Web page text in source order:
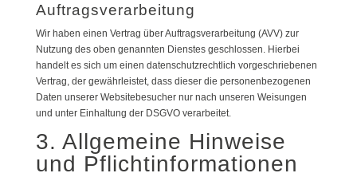
Auftragsverarbeitung
Wir haben einen Vertrag über Auftragsverarbeitung (AVV) zur
Nutzung des oben genannten Dienstes geschlossen. Hierbei
handelt es sich um einen datenschutzrechtlich vorgeschriebenen
Vertrag, der gewährleistet, dass dieser die personenbezogenen
Daten unserer Websitebesucher nur nach unseren Weisungen
und unter Einhaltung der DSGVO verarbeitet.
3. Allgemeine Hinweise
und Pflicht­informationen